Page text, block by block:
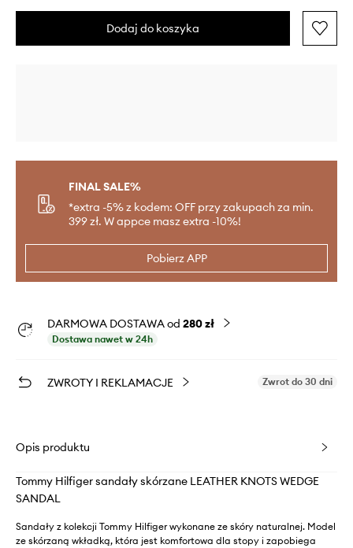
Dodaj do koszyka
FINAL SALE%
*extra -5% z kodem: OFF przy zakupach za min.
399 zł. W appce masz extra -10%!
Pobierz APP
DARMOWA DOSTAWA od 280 zł
Dostawa nawet w 24h
ZWROTY I REKLAMACJE Zwrot do 30 dni
Opis produktu
Tommy Hilfiger sandały skórzane LEATHER KNOTS WEDGE
SANDAL
Sandały z kolekcji Tommy Hilfiger wykonane ze skóry naturalnej. Model
ze skórzaną wkładką, która jest komfortowa dla stopy i zapobiega